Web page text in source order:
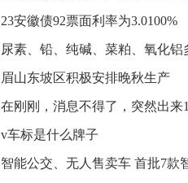
23安徽债92票面利率为3.0100%
尿素、铅、纯碱、菜粕、氧化铝多单持有——交易总结（“
眉山东坡区积极安排晚秋生产
在刚刚，消息不得了，突然出来1惊天爆消
v车标是什么牌子
智能公交、无人售卖车 首批7款智能网